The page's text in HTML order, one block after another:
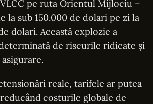
pe ruta Orientul Mijlociu –
la sub 150.000 de dolari pe zi la
dolari. Această explozie a
de riscurile ridicate și
reale, tarifele ar putea
costurile globale de